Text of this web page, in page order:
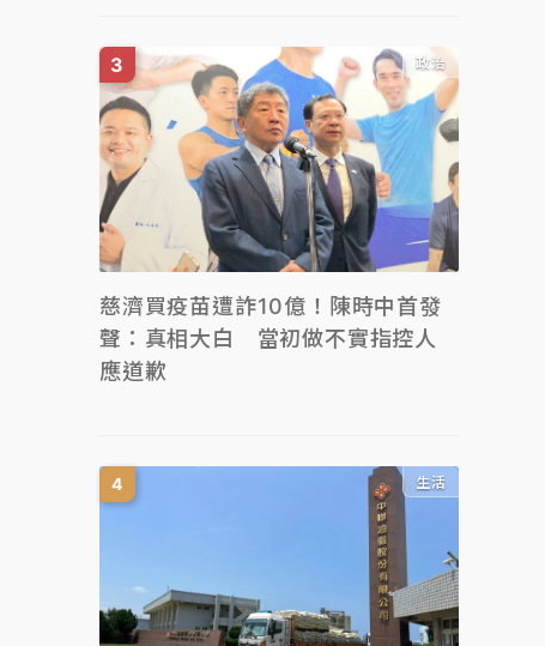
政治
慈濟買疫苗遭詐10億！陳時中首發
聲：真相大白 當初做不實指控人
應道歉
生活